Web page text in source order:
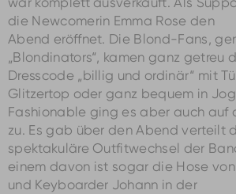
die Newcomerin Emma Rose den
Abend eröffnet. Die Blond-Fans,
„Blondinators“, kamen ganz getreu
Dresscode „billig und ordinär“ mit
Glitzertop oder ganz bequem in
Fashionable ging es aber auch auf
zu. Es gab über den Abend verteilt
spektakuläre Outfitwechsel der
einem davon ist sogar die Hose
und Keyboarder Johann in der